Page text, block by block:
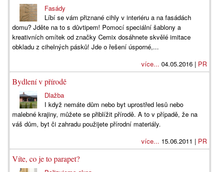
Fasády
Líbí se vám přiznané cihly v interiéru a na fasádách
domu? Jděte na to s důvtipem! Pomocí speciální šablony a
kreativních omítek od značky Cemix dosáhnete skvělé imitace
obkladu z cihelných pásků! Jde o řešení úsporné,...
více... 04.05.2016 | PR
Bydlení v přírodě
Dlažba
I když nemáte dům nebo byt uprostřed lesů nebo
malebné krajiny, můžete se přiblížit přírodě. A to v případě, že na
váš dům, byt či zahradu použijete přírodní materiály.
více... 15.06.2011 | PR
Víte, co je to parapet?